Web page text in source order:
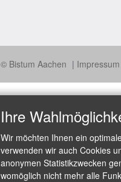
© Bistum Aachen Impressum
Ihre
Wir möchten Ihnen ein
verwenden wir auch Cookies
anonymen Statistikzwecken
womöglich nicht mehr alle